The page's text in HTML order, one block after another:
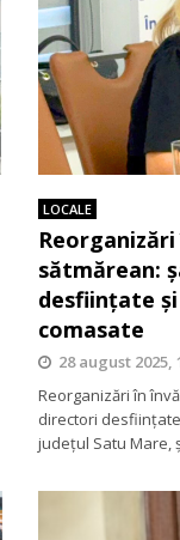
LOCALE
sătmărean:
desființate
comasate
28 august 2025,
Reorganizări în
directori
județul Satu Mare,